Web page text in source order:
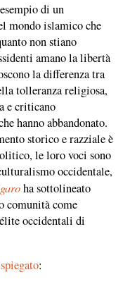
di un
mondo islamico che
non stiano
amano la libertà
la differenza tra
tolleranza religiosa,
e criticano
hanno abbandonato.
storico e razziale è
le loro voci sono
occidentale,
ha sottolineato
comunità come
occidentali di
: